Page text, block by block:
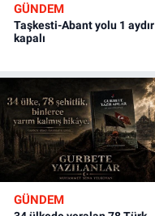
GÜNDEM
Taşkesti-Abant yolu 1 aydır
kapalı
GÜNDEM